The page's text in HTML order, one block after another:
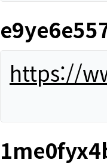
https://